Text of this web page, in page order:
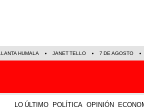
HUMALA JANET TELLO 7 DE AGOSTO
LO ÚLTIMO POLÍTICA OPINIÓN